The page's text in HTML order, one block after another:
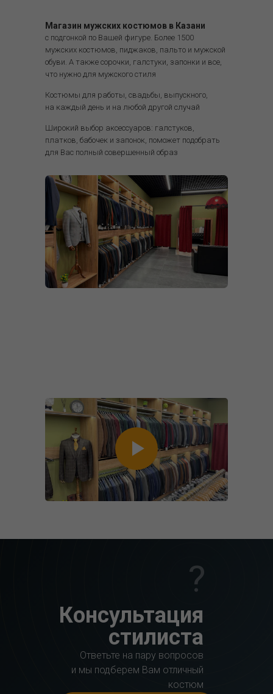
тройка делает его идеальным выбором для особых
Повседневная носка: Выбрав костюм из менее
формальной ткани, такой как твид или хлопок, вы
сможете создать стильный кэжуал-образ.
Вечерние мероприятия: Добавив к костюму
адаптировать его для похода в театр или на ужин в
ресторан.
Костюм тройка остается неизменным символом
мужской моды, который сочетает в себе традиции и
современные тенденции. Выбирая костюм тройка, вы
индивидуальность и безупречный вкус.
с подгонкой по Вашей фигуре. Более 1500
мужских костюмов, пиджаков, пальто и мужской
обуви. А также сорочки, галстуки, запонки и все,
что нужно для мужского стиля
Костюмы для работы, свадьбы, выпускного,
на каждый день и на любой другой случай
Широкий выбор аксессуаров: галстуков,
платков, бабочек и запонок, поможет подобрать
для Вас полный совершенный образ
Магазин мужских костюмов в Казани
?
Консультация
стилиста
Ответьте на пару вопросов
и мы подберем Вам отличный
костюм